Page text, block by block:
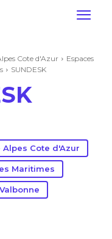
Cote d'Azur
Espaces
SUNDESK
Cote d'Azur
Maritimes